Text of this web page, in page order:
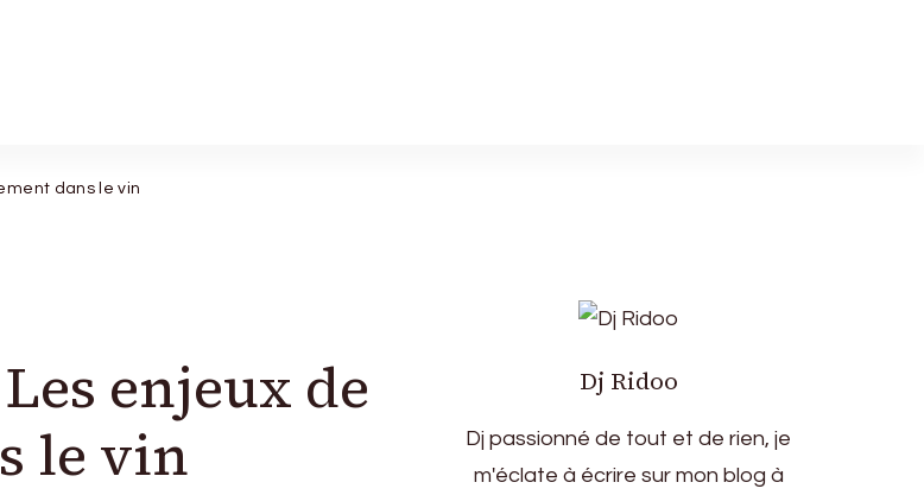
dans le vin
enjeux de
le vin
Dj Ridoo
Dj passionné de tout et de rien, je
m'éclate à écrire sur mon blog à